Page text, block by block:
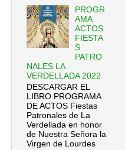
PROGR
AMA
ACTOS
FIESTA
S
PATRO
NALES LA
VERDELLADA 2022
DESCARGAR EL
LIBRO PROGRAMA
DE ACTOS Fiestas
Patronales de La
Verdellada en honor
de Nuestra Señora la
Virgen de Lourdes